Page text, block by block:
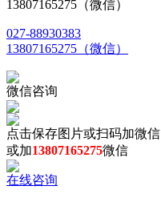
13807165275（微信）
027-88930383
13807165275（微信）
微信咨询
点击保存图片或扫码加微信
或加13807165275微信
在线咨询